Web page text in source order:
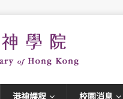
港神課程 校園消息